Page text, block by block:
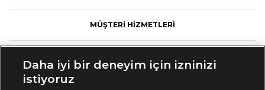
MÜŞTERİ HİZMETLERİ
Daha iyi bir deneyim için izninizi
istiyoruz